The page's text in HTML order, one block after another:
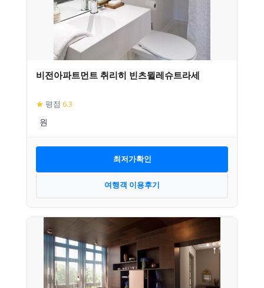
비전아파트먼트 취리히 빈츠뮐레슈트라세
★ 평점 6.3
최저가확인
여행객 이용후기